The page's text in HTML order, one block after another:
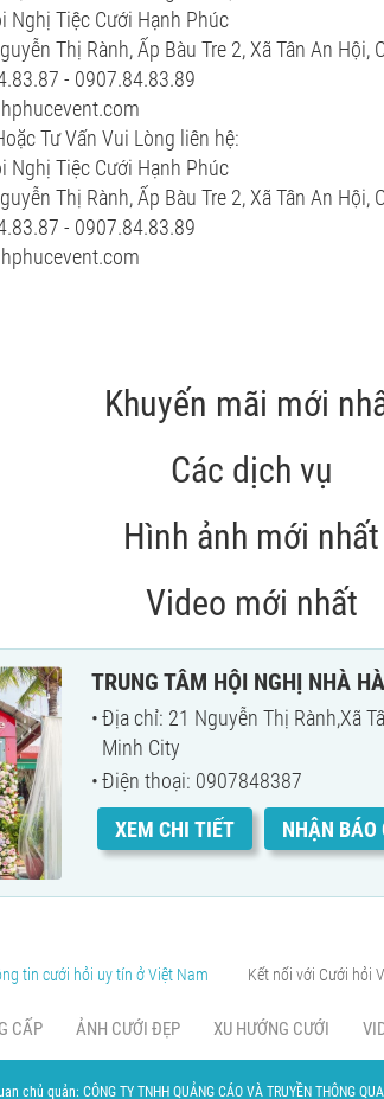
Nghị Tiệc Cưới Hạnh Phúc
Thị Rành, Ấp Bàu Tre 2, Xã Tân An Hội,
- 0907.84.83.89
Tư Vấn Vui Lòng liên hệ:
Nghị Tiệc Cưới Hạnh Phúc
Thị Rành, Ấp Bàu Tre 2, Xã Tân An Hội,
- 0907.84.83.89
Khuyến mãi mới
Các dịch vụ
Hình ảnh mới nhất
Video mới nhất
TRUNG TÂM HỘI NGHỊ NHÀ
Địa chỉ: 21 Nguyễn Thị Rành,Xã
Minh City
Điện thoại: 0907848387
XEM CHI TIẾT
NHẬN BÁO
tin cưới hỏi uy tín ở Việt Nam Kết nối với Cưới hỏi
CẤP ẢNH CƯỚI ĐẸP XU HƯỚNG CƯỚI
chủ quản: CÔNG TY TNHH QUẢNG CÁO VÀ TRUYỀN THÔNG